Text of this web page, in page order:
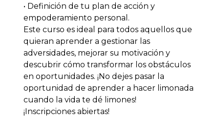
• Definición de tu plan de acción y
empoderamiento personal.
Este curso es ideal para todos aquellos que
quieran aprender a gestionar las
adversidades, mejorar su motivación y
descubrir cómo transformar los obstáculos
en oportunidades. ¡No dejes pasar la
oportunidad de aprender a hacer limonada
cuando la vida te dé limones!
¡Inscripciones abiertas!